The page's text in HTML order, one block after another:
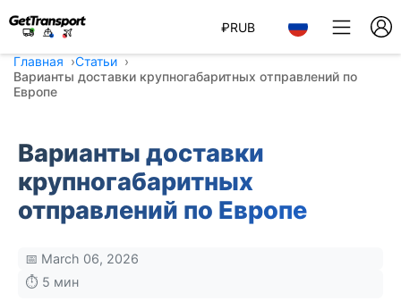
₽RUB
Главная
Статьи
Варианты доставки крупногабаритных отправлений по
Европе
Варианты доставки
крупногабаритных
отправлений по Европе
📅 March 06, 2026
⏱️ 5 мин